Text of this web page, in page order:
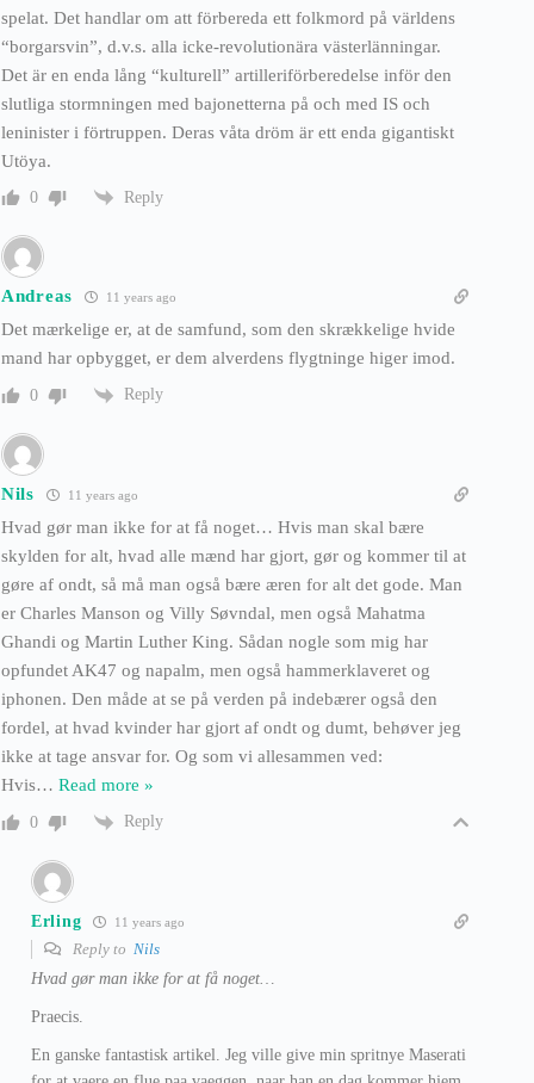
spelat. Det handlar om att förbereda ett folkmord på världens
“borgarsvin”, d.v.s. alla icke-revolutionära västerlänningar.
Det är en enda lång “kulturell” artilleriförberedelse inför den
slutliga stormningen med bajonetterna på och med IS och
leninister i förtruppen. Deras våta dröm är ett enda gigantiskt
Utöya.
0 Reply
Andreas 11 years ago
Det mærkelige er, at de samfund, som den skrækkelige hvide
mand har opbygget, er dem alverdens flygtninge higer imod.
0 Reply
Nils 11 years ago
Hvad gør man ikke for at få noget… Hvis man skal bære
skylden for alt, hvad alle mænd har gjort, gør og kommer til at
gøre af ondt, så må man også bære æren for alt det gode. Man
er Charles Manson og Villy Søvndal, men også Mahatma
Ghandi og Martin Luther King. Sådan nogle som mig har
opfundet AK47 og napalm, men også hammerklaveret og
iphonen. Den måde at se på verden på indebærer også den
fordel, at hvad kvinder har gjort af ondt og dumt, behøver jeg
ikke at tage ansvar for. Og som vi allesammen ved:
Hvis… Read more »
0 Reply
Erling 11 years ago
Reply to Nils
Hvad gør man ikke for at få noget…
Praecis.
En ganske fantastisk artikel. Jeg ville give min spritnye Maserati